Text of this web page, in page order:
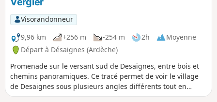
Visorandonneur
9,96 km
+256 m -254 m 2h
Moyenne
Départ à Désaignes (Ardèche)
Promenade sur le versant sud de Desaignes, entre bois et
chemins panoramiques. Ce tracé permet de voir le village
de Desaignes sous plusieurs angles différents tout en
prenant un peu de hauteur. Ce Chemin des Conchis est un